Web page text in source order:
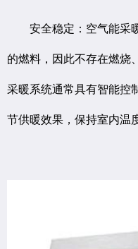
安全稳定：空气能采暖
的燃料，因此不存在燃烧
采暖系统通常具有智能控
节供暖效果，保持室内温